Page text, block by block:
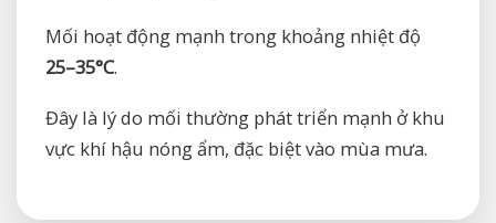
Mối hoạt động mạnh trong khoảng nhiệt độ
25–35°C.
Đây là lý do mối thường phát triển mạnh ở khu
vực khí hậu nóng ẩm, đặc biệt vào mùa mưa.